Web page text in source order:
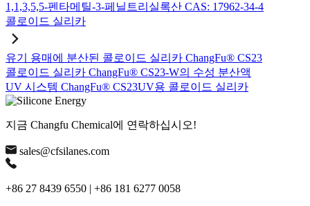
1,1,3,5,5-펜타메틸-3-페닐트리실록산 CAS: 17962-34-4
콜로이드 실리카
유기 용매에 분산된 콜로이드 실리카 ChangFu® CS23
콜로이드 실리카 ChangFu® CS23-W의 수성 분산액
UV 시스템 ChangFu® CS23UV용 콜로이드 실리카
지금 Changfu Chemical에 연락하십시오!
sales@cfsilanes.com
+86 27 8439 6550 | +86 181 6277 0058